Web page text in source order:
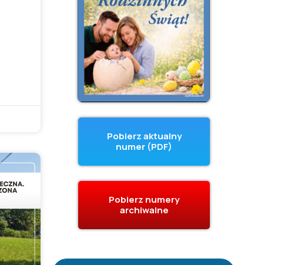
Pobierz aktualny
numer (PDF)
Pobierz numery
archiwalne